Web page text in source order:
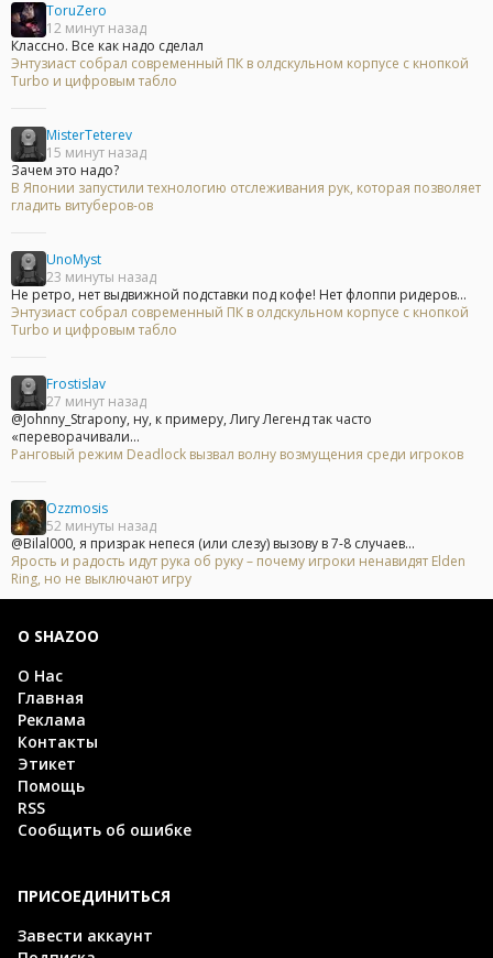
ToruZero
12 минут назад
Классно. Все как надо сделал
Энтузиаст собрал современный ПК в олдскульном корпусе с кнопкой
Turbo и цифровым табло
MisterTeterev
15 минут назад
Зачем это надо?
В Японии запустили технологию отслеживания рук, которая позволяет
гладить витуберов-ов
UnoMyst
23 минуты назад
Не ретро, нет выдвижной подставки под кофе! Нет флоппи ридеров...
Энтузиаст собрал современный ПК в олдскульном корпусе с кнопкой
Turbo и цифровым табло
Frostislav
27 минут назад
@Johnny_Strapony, ну, к примеру, Лигу Легенд так часто
«переворачивали...
Ранговый режим Deadlock вызвал волну возмущения среди игроков
Ozzmosis
52 минуты назад
@Bilal000, я призрак непеся (или слезу) вызову в 7-8 случаев...
Ярость и радость идут рука об руку – почему игроки ненавидят Elden
Ring, но не выключают игру
О SHAZOO
О Нас
Главная
Реклама
Контакты
Этикет
Помощь
RSS
Сообщить об ошибке
ПРИСОЕДИНИТЬСЯ
Завести аккаунт